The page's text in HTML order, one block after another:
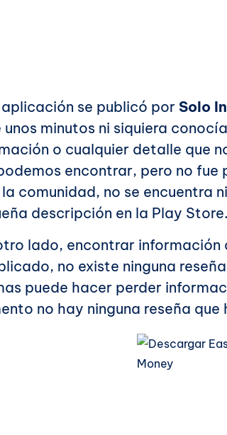
aplicación se publicó porSolo
unos minutos ni siquiera
o cualquier detalle que
encontrar, pero no
comunidad, no se encuentra
descripción en la Play Store.
lado, encontrar
no existe ninguna
puede hacer perder
no hay ninguna reseña